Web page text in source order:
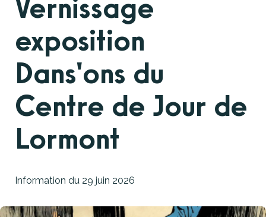
Vernissage
exposition
Dans'ons du
Centre de Jour de
Lormont
Information du 29 juin 2026